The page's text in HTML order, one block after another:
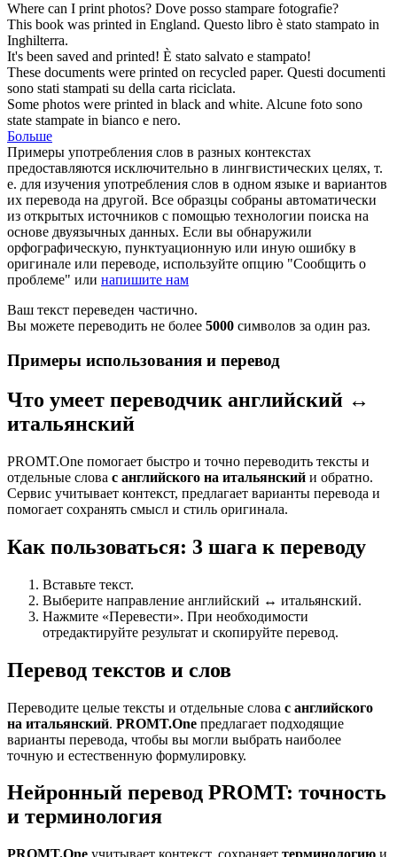
Where can I print photos? Dove posso stampare fotografie?
This book was printed in England. Questo libro è stato stampato in
Inghilterra.
It's been saved and printed! È stato salvato e stampato!
These documents were printed on recycled paper. Questi documenti
sono stati stampati su della carta riciclata.
Some photos were printed in black and white. Alcune foto sono
state stampate in bianco e nero.
Больше
Примеры употребления слов в разных контекстах
предоставляются исключительно в лингвистических целях, т.
е. для изучения употребления слов в одном языке и вариантов
их перевода на другой. Все образцы собраны автоматически
из открытых источников с помощью технологии поиска на
основе двуязычных данных. Если вы обнаружили
орфографическую, пунктуационную или иную ошибку в
оригинале или переводе, используйте опцию "Сообщить о
проблеме" или напишите нам
Ваш текст переведен частично.
Вы можете переводить не более 5000 символов за один раз.
Примеры использования и перевод
Что умеет переводчик английский ↔
итальянский
PROMT.One помогает быстро и точно переводить тексты и
отдельные слова с английского на итальянский и обратно.
Сервис учитывает контекст, предлагает варианты перевода и
помогает сохранять смысл и стиль оригинала.
Как пользоваться: 3 шага к переводу
Вставьте текст.
Выберите направление английский ↔ итальянский.
Нажмите «Перевести». При необходимости
отредактируйте результат и скопируйте перевод.
Перевод текстов и слов
Переводите целые тексты и отдельные слова с английского
на итальянский. PROMT.One предлагает подходящие
варианты перевода, чтобы вы могли выбрать наиболее
точную и естественную формулировку.
Нейронный перевод PROMT: точность
и терминология